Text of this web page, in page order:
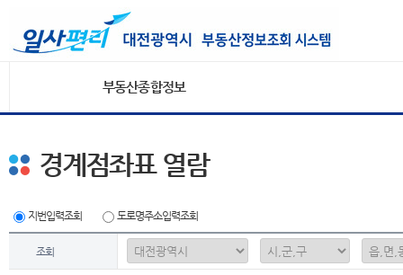
부동산종합정보
경계점좌표 열람
지번입력조회 도로명주소입력조회
조회